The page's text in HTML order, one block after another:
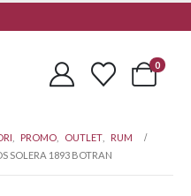
0
PROMO OUTLET
RUM
SOLERA 1893 BOTRAN